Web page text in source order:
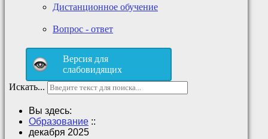
Дистанционное обучение
Вопрос - ответ
Версия для
слабовидящих
Искать...
Вы здесь:
Образование ::
декабря 2025